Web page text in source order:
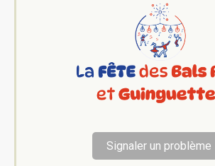
Signaler un problème